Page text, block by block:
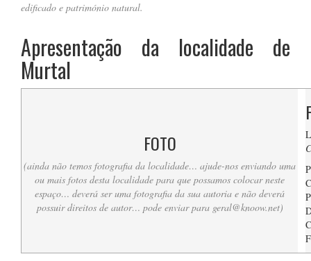
edificado e património natural.
Apresentação da localidade de
Murtal
FOTO
(ainda não temos fotografia da localidade… ajude-nos enviando uma
ou mais fotos desta localidade para que possamos colocar neste
espaço… deverá ser uma fotografia da sua autoria e não deverá
possuir direitos de autor… pode enviar para geral@knoow.net)